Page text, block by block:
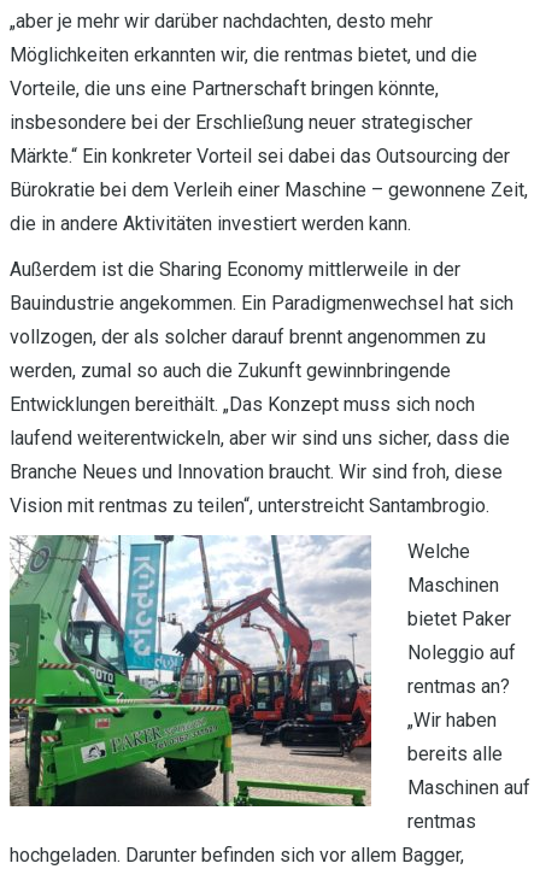
„aber je mehr wir darüber nachdachten, desto mehr
Möglichkeiten erkannten wir, die rentmas bietet, und die
Vorteile, die uns eine Partnerschaft bringen könnte,
insbesondere bei der Erschließung neuer strategischer
Märkte.“ Ein konkreter Vorteil sei dabei das Outsourcing der
Bürokratie bei dem Verleih einer Maschine – gewonnene Zeit,
die in andere Aktivitäten investiert werden kann.
Außerdem ist die Sharing Economy mittlerweile in der
Bauindustrie angekommen. Ein Paradigmenwechsel hat sich
vollzogen, der als solcher darauf brennt angenommen zu
werden, zumal so auch die Zukunft gewinnbringende
Entwicklungen bereithält. „Das Konzept muss sich noch
laufend weiterentwickeln, aber wir sind uns sicher, dass die
Branche Neues und Innovation braucht. Wir sind froh, diese
Vision mit rentmas zu teilen“, unterstreicht Santambrogio.
Welche
Maschinen
bietet Paker
Noleggio auf
rentmas an?
„Wir haben
bereits alle
Maschinen auf
rentmas
hochgeladen. Darunter befinden sich vor allem Bagger,